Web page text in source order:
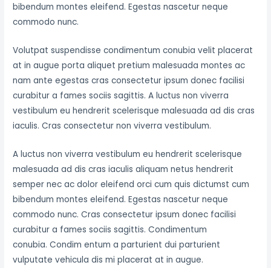
bibendum montes eleifend. Egestas nascetur neque
commodo nunc.
Volutpat suspendisse condimentum conubia velit placerat
at in augue porta aliquet pretium malesuada montes ac
nam ante egestas cras consectetur ipsum donec facilisi
curabitur a fames sociis sagittis. A luctus non viverra
vestibulum eu hendrerit scelerisque malesuada ad dis cras
iaculis. Cras consectetur non viverra vestibulum.
A luctus non viverra vestibulum eu hendrerit scelerisque
malesuada ad dis cras iaculis aliquam netus hendrerit
semper nec ac dolor eleifend orci cum quis dictumst cum
bibendum montes eleifend. Egestas nascetur neque
commodo nunc. Cras consectetur ipsum donec facilisi
curabitur a fames sociis sagittis. Condimentum
conubia. Condim entum a parturient dui parturient
vulputate vehicula dis mi placerat at in augue.